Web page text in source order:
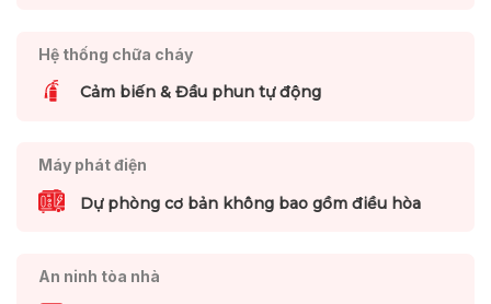
Hệ thống chữa cháy
Cảm biến & Đầu phun tự động
Máy phát điện
Dự phòng cơ bản không bao gồm điều hòa
An ninh tòa nhà